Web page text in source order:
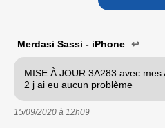
Merdasi Sassi - iPhone ↩
MISE À JOUR 3A283 avec mes
2 j ai eu aucun problème
15/09/2020 à 12h09